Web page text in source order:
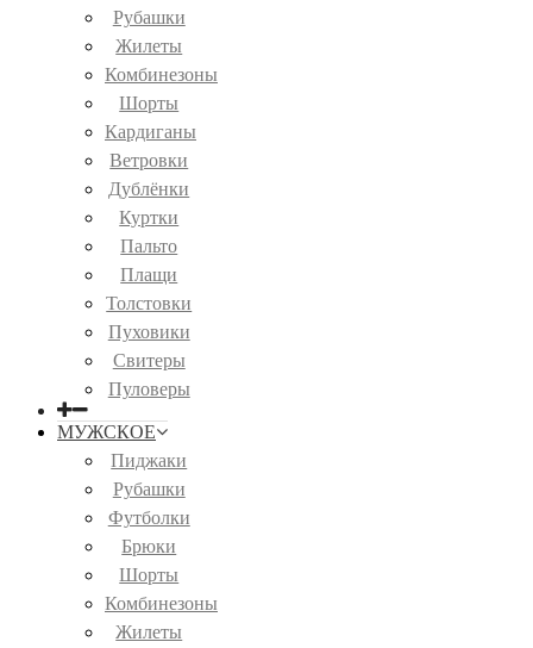
Рубашки
Жилеты
Комбинезоны
Шорты
Кардиганы
Ветровки
Дублёнки
Куртки
Пальто
Плащи
Толстовки
Пуховики
Свитеры
Пуловеры
МУЖСКОЕ
Пиджаки
Рубашки
Футболки
Брюки
Шорты
Комбинезоны
Жилеты